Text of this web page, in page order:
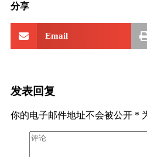
分享
Email
发表回复
你的电子邮件地址不会被公开 *